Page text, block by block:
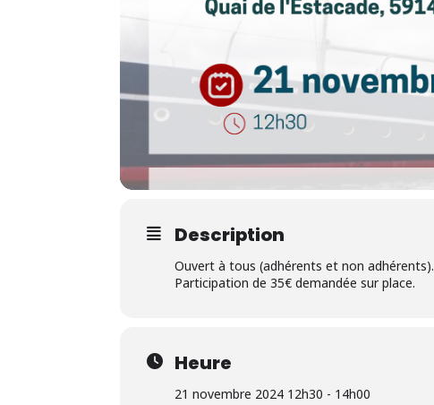
Description
Ouvert à tous (adhérents et non adhérents).
Participation de 35€ demandée sur place.
Heure
21 novembre 2024 12h30 - 14h00